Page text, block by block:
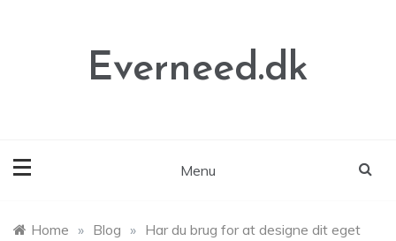
Everneed.dk
Menu
Home » Blog » Har du brug for at designe dit eget